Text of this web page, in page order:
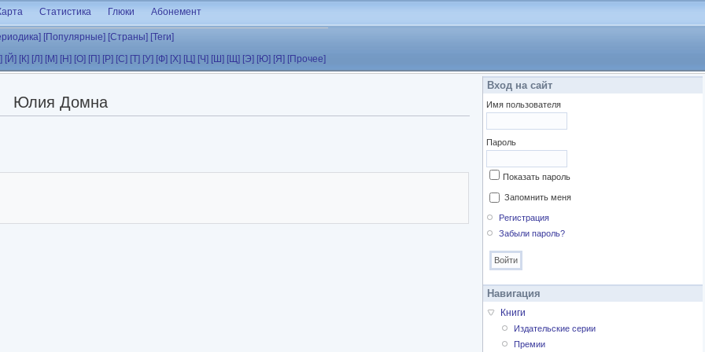
Статистика Глюки Абонемент
[Популярные] [Страны] [Теги]
[Й] [К] [Л] [М] [Н] [О] [П] [Р] [С] [Т] [У] [Ф] [Х] [Ц] [Ч] [Ш] [Щ] [Э] [Ю] [Я] [Прочее]
Юлия Домна
Вход на сайт
Имя пользователя
Пароль
Показать пароль
Запомнить меня
Регистрация
Забыли пароль?
Навигация
Книги
Издательские серии
Премии